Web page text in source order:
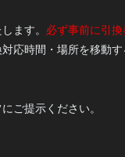
ます。 必ず事前に引
応時間・場所を移動す
ご提示ください。